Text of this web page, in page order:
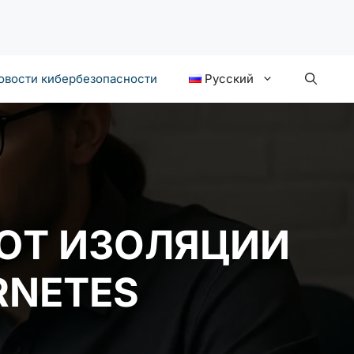
кибербезопасности Русский
ИЗОЛЯЦИИ